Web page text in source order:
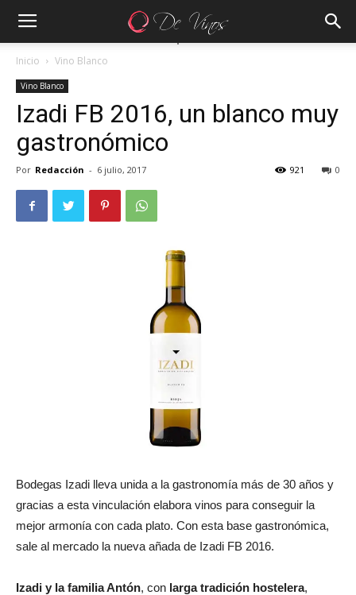
Inicio Vino Blanco
Vino Blanco
Izadi FB 2016, un blanco muy
gastronómico
Por Redacción - 6 julio, 2017 0
921
Bodegas Izadi lleva unida a la gastronomía más de 30 años y
gracias a esta vinculación elabora vinos para conseguir la
mejor armonía con cada plato. Con esta base gastronómica,
sale al mercado la nueva añada de Izadi FB 2016.
Izadi y la familia Antón, con larga tradición hostelera,